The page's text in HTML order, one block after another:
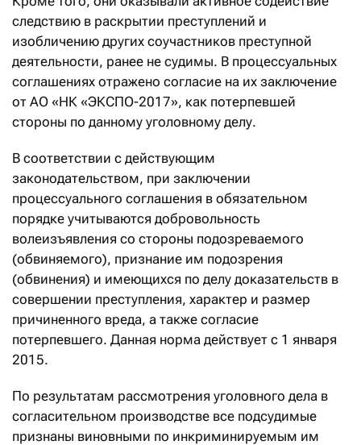
следствию в раскрытии преступлений и
изобличению других соучастников преступной
деятельности, ранее не судимы. В процессуальных
соглашениях отражено согласие на их заключение
от АО «НК «ЭКСПО-2017», как потерпевшей
стороны по данному уголовному делу.
В соответствии с действующим
законодательством, при заключении
процессуального соглашения в обязательном
порядке учитываются добровольность
волеизъявления со стороны подозреваемого
(обвиняемого), признание им подозрения
(обвинения) и имеющихся по делу доказательств в
совершении преступления, характер и размер
причиненного вреда, а также согласие
потерпевшего. Данная норма действует с 1 января
2015.
По результатам рассмотрения уголовного дела в
согласительном производстве все подсудимые
признаны виновными по инкриминируемым им